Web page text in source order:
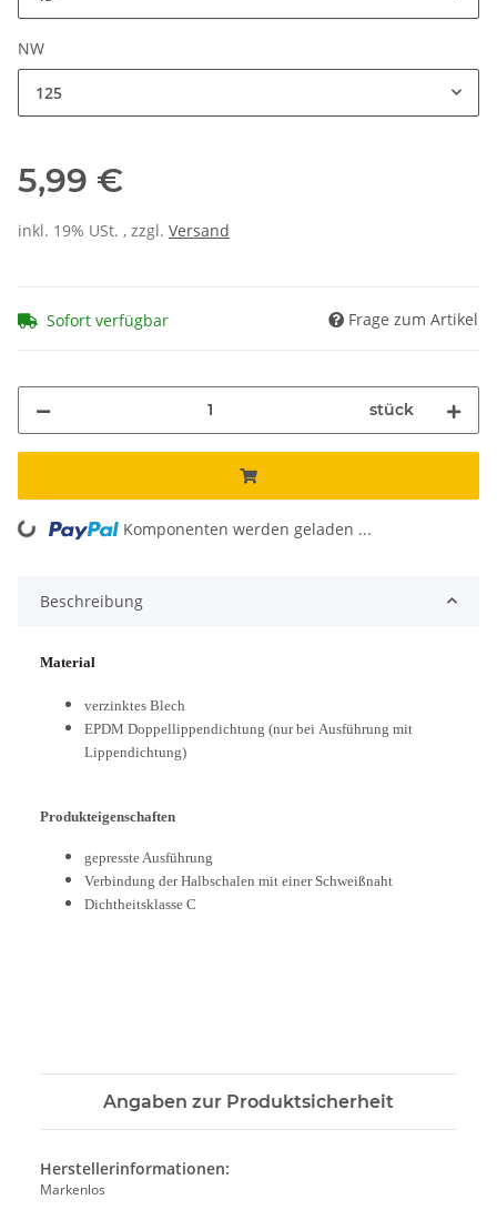
NW
125
5,99 €
inkl. 19% USt. , zzgl. Versand
Sofort verfügbar Frage zum Artikel
stück
Loading... Komponenten werden geladen ...
Beschreibung
Material
verzinktes Blech
EPDM Doppellippendichtung (nur bei Ausführung mit
Lippendichtung)
Produkteigenschaften
gepresste Ausführung
Verbindung der Halbschalen mit einer Schweißnaht
Dichtheitsklasse C
Angaben zur Produktsicherheit
Herstellerinformationen:
Markenlos